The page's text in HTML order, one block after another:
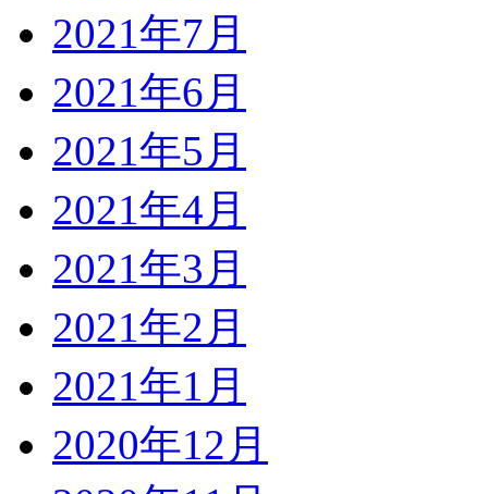
2021年7月
2021年6月
2021年5月
2021年4月
2021年3月
2021年2月
2021年1月
2020年12月